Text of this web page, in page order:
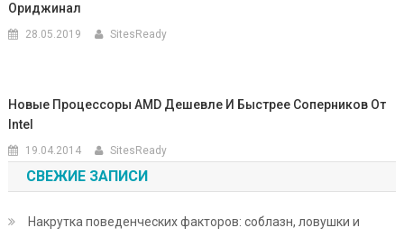
Ориджинал
28.05.2019 SitesReady
Новые Процессоры AMD Дешевле И Быстрее Соперников От
Intel
19.04.2014 SitesReady
СВЕЖИЕ ЗАПИСИ
Накрутка поведенческих факторов: соблазн, ловушки и